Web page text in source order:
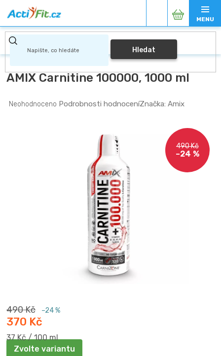
na
obsah
Hledat
Nákupní
košík
AMIX Carnitine 100000, 1000 ml
Průměrné
Neohodnoceno Podrobnosti hodnoceníZnačka: Amix
490 Kč
–24 %
490 Kč –24 %
370 Kč
Měrná
cena:
37 Kč / 100 ml
Zvolte variantu